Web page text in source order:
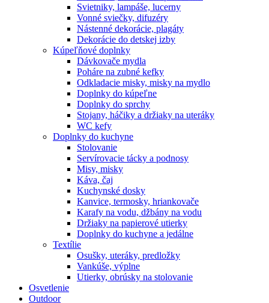
Svietniky, lampáše, lucerny
Vonné sviečky, difuzéry
Nástenné dekorácie, plagáty
Dekorácie do detskej izby
Kúpeľňové doplnky
Dávkovače mydla
Poháre na zubné kefky
Odkladacie misky, misky na mydlo
Doplnky do kúpeľne
Doplnky do sprchy
Stojany, háčiky a držiaky na uteráky
WC kefy
Doplnky do kuchyne
Stolovanie
Servírovacie tácky a podnosy
Misy, misky
Káva, čaj
Kuchynské dosky
Kanvice, termosky, hriankovače
Karafy na vodu, džbány na vodu
Držiaky na papierové utierky
Doplnky do kuchyne a jedálne
Textílie
Osušky, uteráky, predložky
Vankúše, výplne
Utierky, obrúsky na stolovanie
Osvetlenie
Outdoor